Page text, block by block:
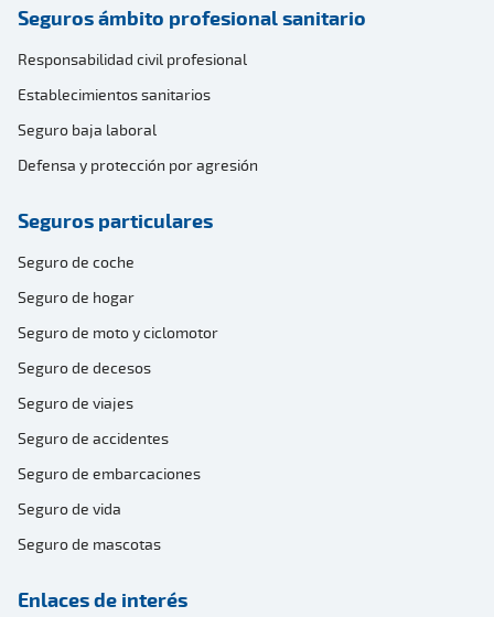
Seguros ámbito profesional sanitario
Responsabilidad civil profesional
Establecimientos sanitarios
Seguro baja laboral
Defensa y protección por agresión
Seguros particulares
Seguro de coche
Seguro de hogar
Seguro de moto y ciclomotor
Seguro de decesos
Seguro de viajes
Seguro de accidentes
Seguro de embarcaciones
Seguro de vida
Seguro de mascotas
Enlaces de interés